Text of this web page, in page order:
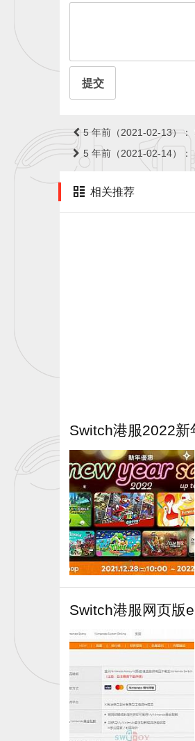
提交
5 年前（2021-02-13）：
5 年前（2021-02-14）：
相关推荐
Switch港服2022
Switch港服网页版